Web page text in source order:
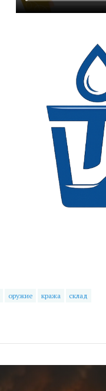
оружие кража склад